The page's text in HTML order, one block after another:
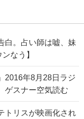
白。占い師は嘘、妹
なう】
2016年8月28日ラジ
ゲスナー空気読む
トリスが映画化され